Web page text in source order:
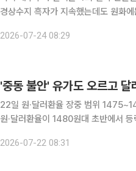
경상수지 흑자가 지속했는데도 원화에는 절하
서)를 발표했다고 24일 밝혔다. 이번
2026-07-24 08:29
22일 원·달러환율 장중 범위
원·달러환율이 1480원대 초반에서 등락할 것이라는
승할 것"이라고 전망했다. 장중 환율
2026-07-22 08:31